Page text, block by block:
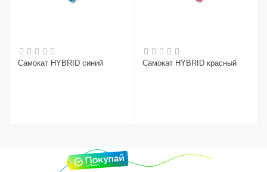
Самокат HYBRID синий Самокат HYBRID красный